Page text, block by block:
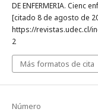
DE ENFERMERIA. Cienc
[citado 8 de agosto de
https://revistas.udec.cl/
2
Más formatos de cita
Número